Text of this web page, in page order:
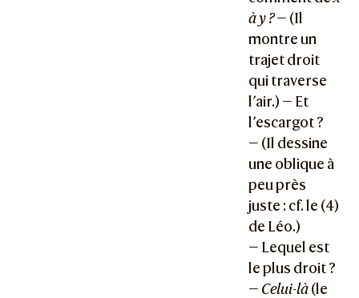
à y ?— (Il
montre un
trajet droit
qui traverse
l’air.) — Et
l’escargot ?
— (Il dessine
une oblique à
peu près
juste : cf. le (4)
de Léo.)
— Lequel est
le plus droit ?
— Celui-là(le